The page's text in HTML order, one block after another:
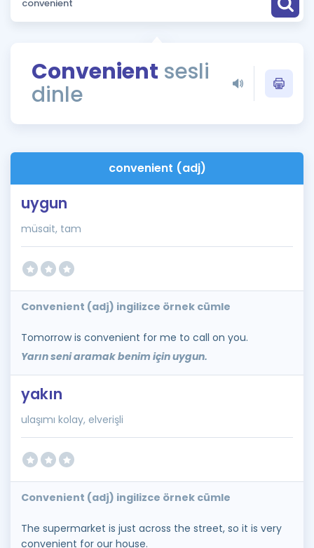
ÖSYM Sınav Takvimi
Kampanyalar
İngilizce Gramer
Convenient sesli
dinle
convenient (adj)
uygun
müsait, tam
Convenient (adj) ingilizce örnek cümle
Tomorrow is convenient for me to call on you.
Yarın seni aramak benim için uygun.
yakın
ulaşımı kolay, elverişli
Convenient (adj) ingilizce örnek cümle
The supermarket is just across the street, so it is very
convenient for our house.